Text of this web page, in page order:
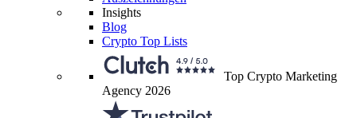
Insights
Blog
Crypto Top Lists
Top Crypto Marketing
Agency 2026